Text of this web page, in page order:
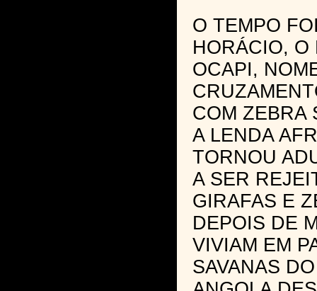
O TEMPO
HORÁCIO, O
OCAPI,
COM ZEBRA
A LENDA
TORNOU
A SER
GIRAFAS E
DEPOIS DE
VIVIAM EM
SAVANAS